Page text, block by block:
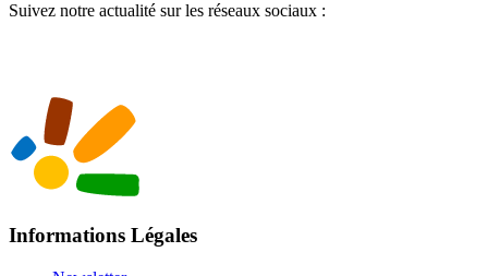
Suivez notre actualité sur les réseaux sociaux :
Informations Légales